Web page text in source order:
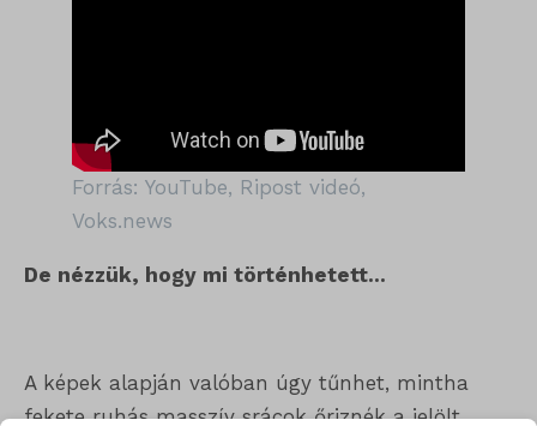
Forrás: YouTube, Ripost videó,
Voks.news
De nézzük, hogy mi történhetett...
A képek alapján valóban úgy tűnhet, mintha
fekete ruhás masszív srácok őriznék a jelölt